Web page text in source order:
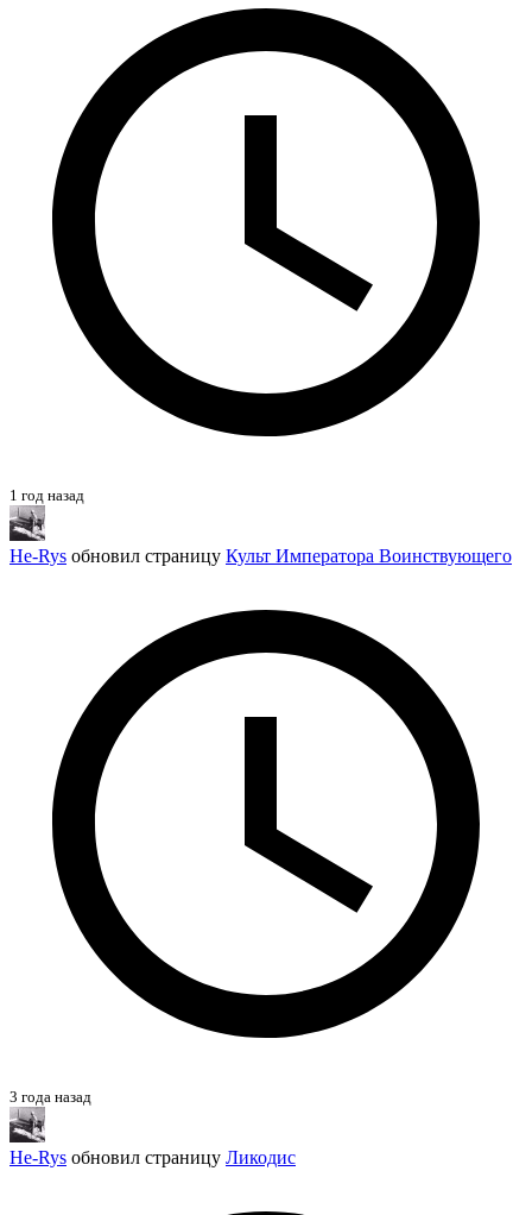
1 год назад
He-Rys обновил страницу Культ Императора Воинствующего
3 года назад
He-Rys обновил страницу Ликодис